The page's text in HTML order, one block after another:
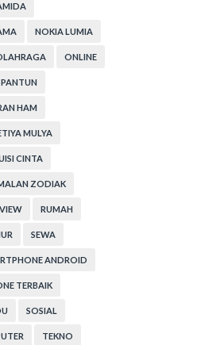
NOKIA LUMIA
ONLINE
PANTUN
HAM
MULYA
CINTA
ZODIAK
RUMAH
SEWA
ANDROID
TERBAIK
SOSIAL
TEKNO